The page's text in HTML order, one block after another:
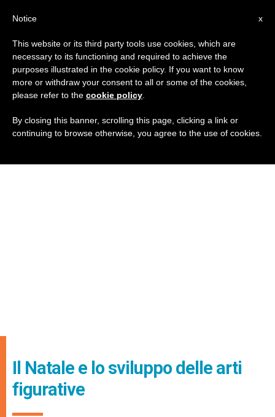
Il Natale e lo sviluppo delle arti
figurative
x
Notice
This website or its third party tools use cookies, which are
necessary to its functioning and required to achieve the
purposes illustrated in the cookie policy. If you want to know
more or withdraw your consent to all or some of the cookies,
please refer to the cookie policy
By closing this banner, scrolling this page, clicking a link or
continuing to browse otherwise, you agree to the use of cookies.